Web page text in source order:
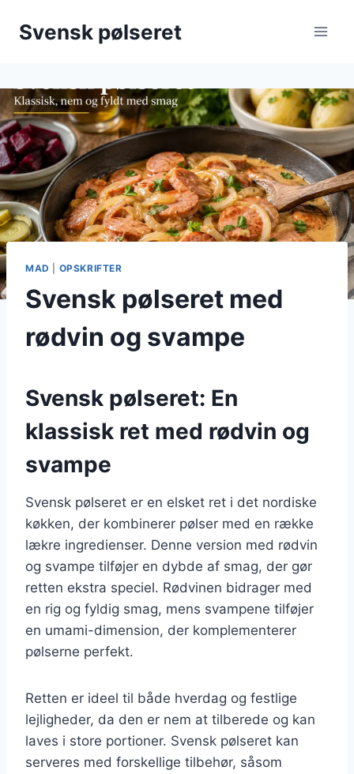
Svensk pølseret
MAD OPSKRIFTER
Svensk pølseret med
rødvin og svampe
Svensk pølseret: En
klassisk ret med rødvin og
svampe
Svensk pølseret er en elsket ret i det nordiske
køkken, der kombinerer pølser med en række
lækre ingredienser. Denne version med rødvin
og svampe tilføjer en dybde af smag, der gør
retten ekstra speciel. Rødvinen bidrager med
en rig og fyldig smag, mens svampene tilføjer
en umami-dimension, der komplementerer
pølserne perfekt.
Retten er ideel til både hverdag og festlige
lejligheder, da den er nem at tilberede og kan
laves i store portioner. Svensk pølseret kan
serveres med forskellige tilbehør, såsom